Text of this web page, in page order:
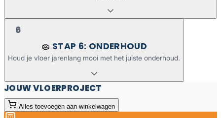
6
🧽 STAP 6: ONDERHOUD
Houd je vloer jarenlang mooi met het juiste onderhoud.
JOUW VLOERPROJECT
Alles toevoegen aan winkelwagen